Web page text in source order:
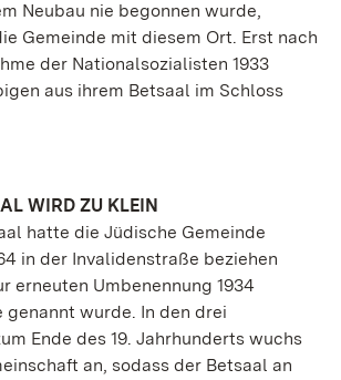
Neubau nie begonnen wurde,
Gemeinde mit diesem Ort. Erst nach
der Nationalsozialisten 1933
aus ihrem Betsaal im Schloss
WIRD ZU KLEIN
hatte die Jüdische Gemeinde
in der Invalidenstraße beziehen
erneuten Umbenennung 1934
genannt wurde. In den drei
Ende des 19. Jahrhunderts wuchs
an, sodass der Betsaal an